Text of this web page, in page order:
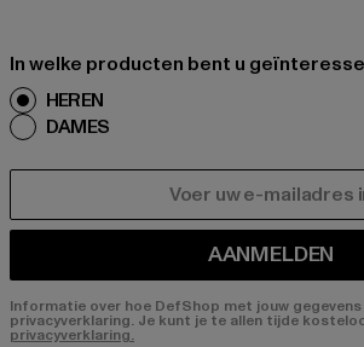
In welke producten bent u
HEREN
DAMES
AANMELDEN
Informatie over hoe DefShop met jouw
privacyverklaring. Je kunt je te allen tijde
privacyverklaring.